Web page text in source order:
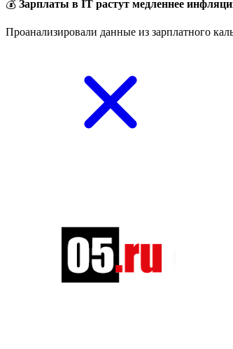
💰 Зарплаты в IT растут медленнее
Проанализировали данные из зарплатного